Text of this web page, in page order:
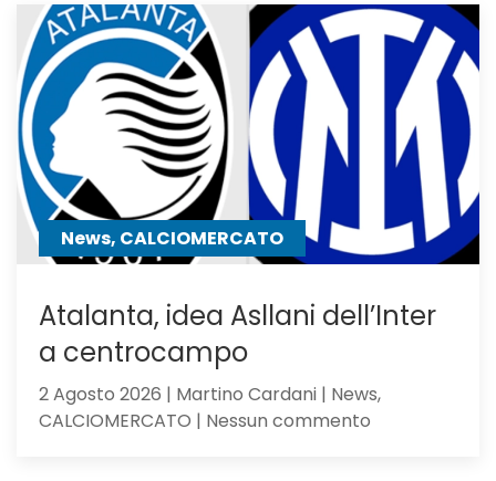
2-
1:
la
Dea
non
sfigura,
ma
perde
contro
gli
News, CALCIOMERCATO
Atalanta, idea Asllani dell’Inter
a centrocampo
2 Agosto 2026 | Martino Cardani | News,
CALCIOMERCATO | Nessun commento